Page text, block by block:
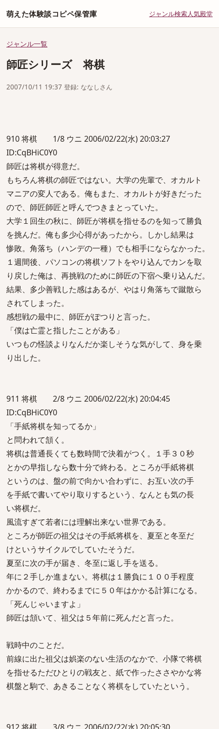
萌えた体験談コピペ保管庫 ジャンル検索人気殿堂
ジャンル一覧
師匠シリーズ 将棋
2007/10/11 19:37 登録: ななしさん
910 将棋 1/8 ウニ 2006/02/22(水) 20:03:27
ID:CqBHiC0Y0
師匠は将棋が得意だ。
もちろん将棋の師匠ではない。大学の先輩で、オカルト
マニアの変人である。俺もまた、オカルトが好きだった
ので、師匠師匠と呼んでつきまとっていた。
大学１回生の秋に、師匠が将棋を指せるのを知って勝負
を挑んだ。俺も多少心得があったから。しかし結果は
惨敗。角落ち（ハンデの一種）でも相手にならなかった。
１週間後、パソコンの将棋ソフトをやり込んでカンを取
り戻した俺は、再挑戦のために師匠の下宿へ乗り込んだ。
結果、多少善戦した感はあるが、やはり角落ちで蹴散ら
されてしまった。
感想戦の最中に、師匠がぽつりと言った。
「僕は亡霊と指したことがある」
いつもの怪談よりなんだか楽しそうな気がして、身を乗
り出した。
911 将棋 2/8 ウニ 2006/02/22(水) 20:04:45
ID:CqBHiC0Y0
「手紙将棋を知ってるか」
と問われて頷く。
将棋は普通長くても数時間で決着がつく。１手３０秒
とかの早指しなら数十分で終わる。ところが手紙将棋
というのは、盤の前で向かい合わずに、お互い次の手
を手紙で書いてやり取りするという、なんとも気の長
い将棋だ。
風流すぎて若者には理解出来ない世界である。
ところが師匠の祖父はその手紙将棋を、夏至と冬至だ
けというサイクルでしていたそうだ。
夏至に次の手が届き、冬至に返し手を送る。
年に２手しか進まない。将棋は１勝負に１００手程度
かかるので、終わるまでに５０年はかかる計算になる。
「死んじゃいますよ」
師匠は頷いて、祖父は５年前に死んだと言った。
戦時中のことだ。
前線に出た祖父は娯楽のない生活のなかで、小隊で将棋
を指せるただひとりの戦友と、紙で作ったささやかな将
棋盤と駒で、あきることなく将棋をしていたという。